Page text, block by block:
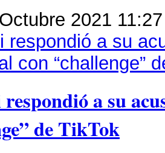
2021 11:27
a su
de TikTok